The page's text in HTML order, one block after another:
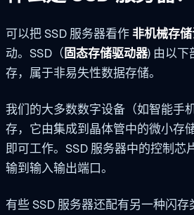
可以把 SSD 服务器看作 非机械存
动。SSD（固态存储驱动器) 由以下
存，属于非易失性数据存储。
我们的大多数数字设备（如智能手
存，它由集成到晶体管中的微小存
即可工作。SSD 服务器中的控制芯
输到输入输出端口。
有些 SSD 服务器还配有另一种闪存